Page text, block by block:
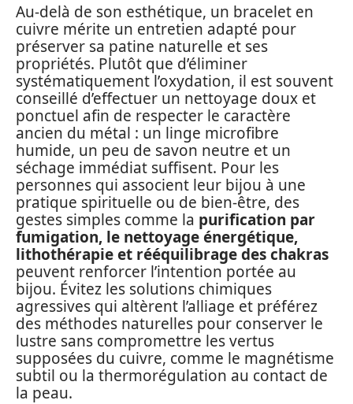
Au-delà de son esthétique, un bracelet en
cuivre mérite un entretien adapté pour
préserver sa patine naturelle et ses
propriétés. Plutôt que d’éliminer
systématiquement l’oxydation, il est souvent
conseillé d’effectuer un nettoyage doux et
ponctuel afin de respecter le caractère
ancien du métal : un linge microfibre
humide, un peu de savon neutre et un
séchage immédiat suffisent. Pour les
personnes qui associent leur bijou à une
pratique spirituelle ou de bien-être, des
gestes simples comme la purification par
fumigation, le nettoyage énergétique,
lithothérapie et rééquilibrage des chakras
peuvent renforcer l’intention portée au
bijou. Évitez les solutions chimiques
agressives qui altèrent l’alliage et préférez
des méthodes naturelles pour conserver le
lustre sans compromettre les vertus
supposées du cuivre, comme le magnétisme
subtil ou la thermorégulation au contact de
la peau.